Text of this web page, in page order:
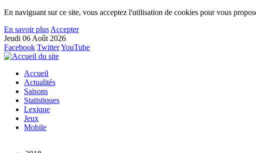
En naviguant sur ce site, vous acceptez l'utilisation de cookies pour vous
En savoir plus Accepter
Jeudi 06 Août 2026
Facebook TwitterYouTube
Accueil
Actualités
Saisons
Statistiques
Lexique
Jeux
Mobile